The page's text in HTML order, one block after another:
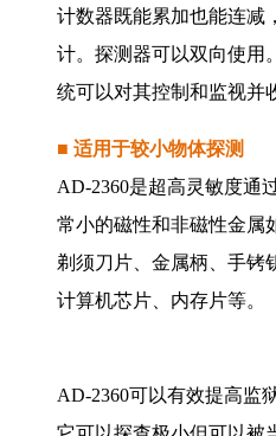
计数器既能累加也能连减
计。探测器可以双向使用
统可以对其控制和监视并
■ 适用于较小物体探测
AD-2360是超高灵敏度通
常小的磁性和非磁性金属
剃须刀片、金属柄、手铐
计算机芯片、内存片等。
AD-2360可以有效提高监